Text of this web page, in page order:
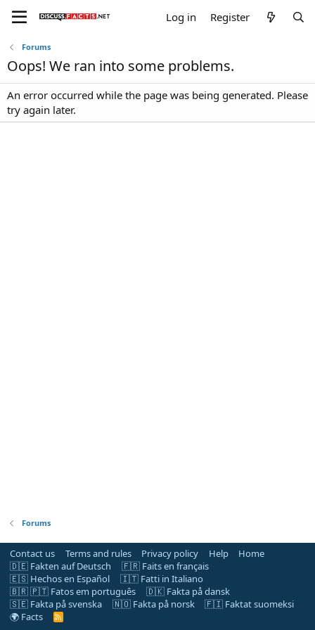
Log in Register
Forums
Oops! We ran into some problems.
An error occurred while the page was being generated. Please
try again later.
Forums
Contact us Terms and rules Privacy policy Help
Home
🇩🇪 Fakten auf Deutsch
🇫🇷 Faits en français
🇪🇸 Hechos en Español
🇮🇹 Fatti in Italiano
🇧🇷 🇵🇹 Fatos em português
🇩🇰 Fakta på dansk
🇸🇪 Fakta på svenska
🇳🇴 Fakta på norsk
🇫🇮 Faktat suomeksi
🌍 Facts
R